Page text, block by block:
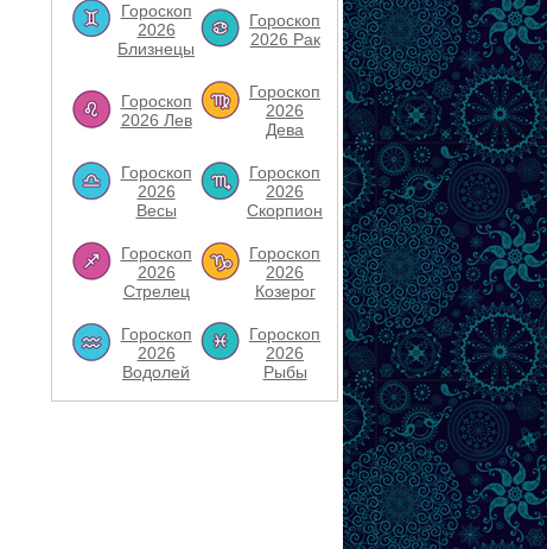
Гороскоп
2026
Близнецы
Гороскоп
2026 Рак
Гороскоп
2026 Лев
Гороскоп
2026
Дева
Гороскоп
2026
Весы
Гороскоп
2026
Скорпион
Гороскоп
2026
Стрелец
Гороскоп
2026
Козерог
Гороскоп
2026
Водолей
Гороскоп
2026
Рыбы